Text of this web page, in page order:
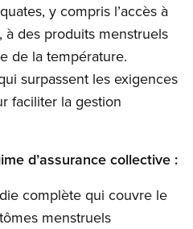
y compris l’accès à
des produits menstruels
de la température.
surpassent les exigences
faciliter la gestion
d’assurance collective :
complète qui couvre le
menstruels